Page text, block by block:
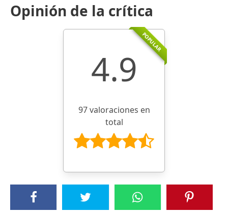
Opinión de la crítica
POPULAR
4.9
97 valoraciones en
total